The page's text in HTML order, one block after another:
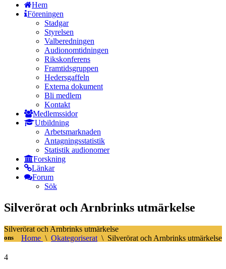
Hem
Föreningen
Stadgar
Styrelsen
Valberedningen
Audionomtidningen
Rikskonferens
Framtidsgruppen
Hedersgaffeln
Externa dokument
Bli medlem
Kontakt
Medlemssidor
Utbildning
Arbetsmarknaden
Antagningsstatistik
Statistik audionomer
Forskning
Länkar
Forum
Sök
Silverörat och Arnbrinks utmärkelse
Silverörat och Arnbrinks utmärkelse
Home \ Okategoriserat \ Silverörat och Arnbrinks utmärkelse
ons
4